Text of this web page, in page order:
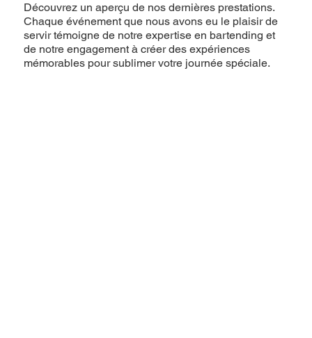
Découvrez un aperçu de nos dernières prestations.
Chaque événement que nous avons eu le plaisir de
servir témoigne de notre expertise en bartending et
de notre engagement à créer des expériences
mémorables pour sublimer votre journée spéciale.